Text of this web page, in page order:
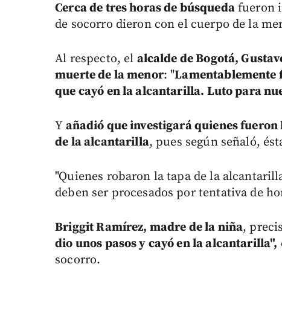
Cerca de tres horas de búsquedafueron
de socorro dieron con el cuerpo de la
Al respecto, el alcalde de Bogotá,
muerte de la menor: "Lamentablemente
que cayó en la alcantarilla. Luto para
Y añadió que investigará quienes
de la alcantarilla, pues según señaló,
"Quienes robaron la tapa de la
deben ser procesados por tentativa de
Briggit Ramírez, madre de la niña,
dio unos pasos y cayó en la alcantarilla",
socorro.